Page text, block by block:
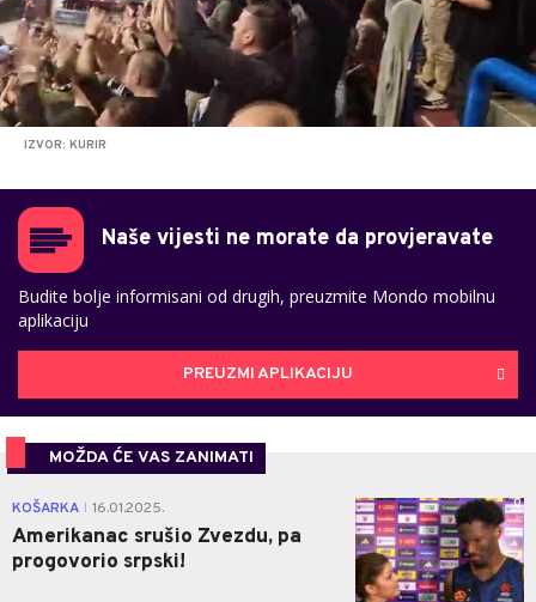
IZVOR: KURIR
Naše vijesti ne morate da provjeravate
Budite bolje informisani od drugih, preuzmite Mondo mobilnu
aplikaciju
PREUZMI APLIKACIJU
MOŽDA ĆE VAS ZANIMATI
KOŠARKA 16.01.2025.
Amerikanac srušio Zvezdu, pa
progovorio srpski!
0